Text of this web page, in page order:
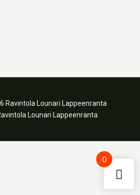
Ravintola Lounari Lappeenranta
Lounari Lappeenranta
0